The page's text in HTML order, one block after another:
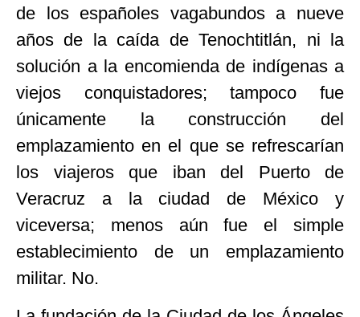
de los españoles vagabundos a nueve
años de la caída de Tenochtitlán, ni la
solución a la encomienda de indígenas a
viejos conquistadores; tampoco fue
únicamente la construcción del
emplazamiento en el que se refrescarían
los viajeros que iban del Puerto de
Veracruz a la ciudad de México y
viceversa; menos aún fue el simple
establecimiento de un emplazamiento
militar. No.